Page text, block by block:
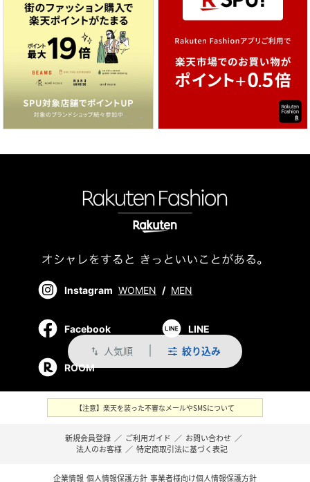
swap_vert 人気順 絞り込み
Instagram WOMEN / MEN
Facebook LINE
ROOM
【注意】楽天を装った不審なメールやSMSについて
新規会員登録 ／ ご利用ガイド ／ お問い合わせ ／
法人のお客様 ／ 特定商取引法に基づく表記
企業情報 個人情報保護方針 事業者様向け個人情報保護方針